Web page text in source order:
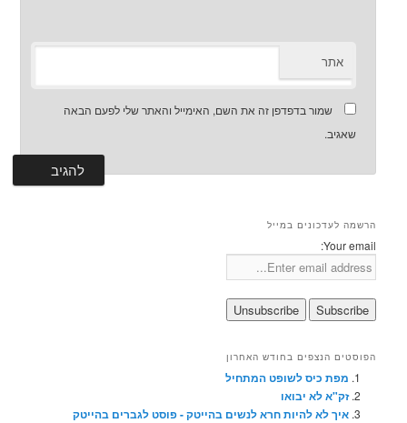
אתר
שמור בדפדפן זה את השם, האימייל והאתר שלי לפעם הבאה
שאגיב.
הרשמה לעדכונים במייל
Your email:
הפוסטים הנצפים בחודש האחרון
מפת כיס לשופט המתחיל
זק"א לא יבואו
איך לא להיות חרא לנשים בהייטק - פוסט לגברים בהייטק